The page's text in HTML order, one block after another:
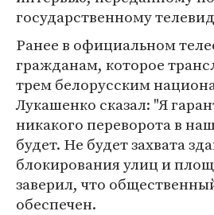
государственному
Ранее в официальном
гражданам, которое
трем белорусским
Лукашенко сказал: "Я
никакого переворота в
будет. Не будет захвата
блокирования улиц и
заверил, что
обеспечен.